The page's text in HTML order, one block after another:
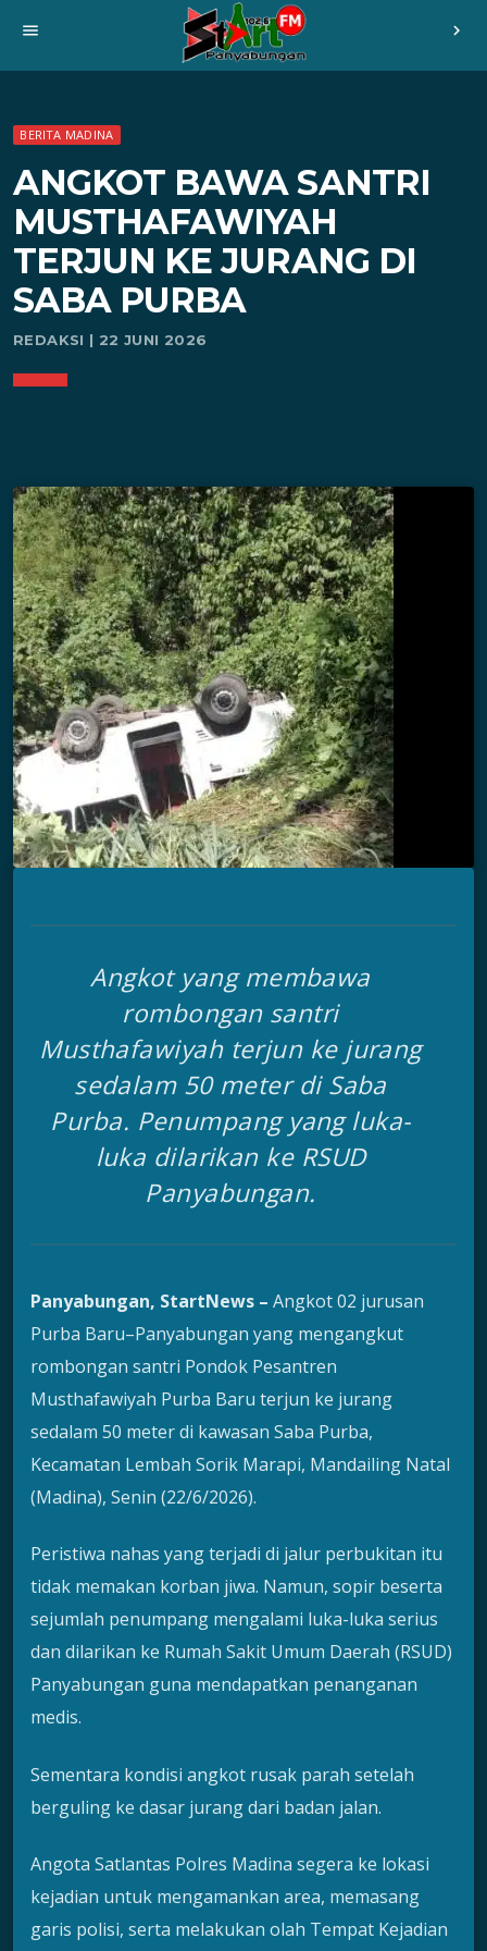
menu chevron_right
BERITA MADINA
ANGKOT BAWA SANTRI
MUSTHAFAWIYAH
TERJUN KE JURANG DI
SABA PURBA
REDAKSI | 22 JUNI 2026
Angkot yang membawa
rombongan santri
Musthafawiyah terjun ke jurang
sedalam 50 meter di Saba
Purba. Penumpang yang luka-
luka dilarikan ke RSUD
Panyabungan.
Panyabungan, StartNews – Angkot 02 jurusan
Purba Baru–Panyabungan yang mengangkut
rombongan santri Pondok Pesantren
Musthafawiyah Purba Baru terjun ke jurang
sedalam 50 meter di kawasan Saba Purba,
Kecamatan Lembah Sorik Marapi, Mandailing Natal
(Madina), Senin (22/6/2026).
Peristiwa nahas yang terjadi di jalur perbukitan itu
tidak memakan korban jiwa. Namun, sopir beserta
sejumlah penumpang mengalami luka-luka serius
dan dilarikan ke Rumah Sakit Umum Daerah (RSUD)
Panyabungan guna mendapatkan penanganan
medis.
Sementara kondisi angkot rusak parah setelah
berguling ke dasar jurang dari badan jalan.
Angota Satlantas Polres Madina segera ke lokasi
kejadian untuk mengamankan area, memasang
garis polisi, serta melakukan olah Tempat Kejadian